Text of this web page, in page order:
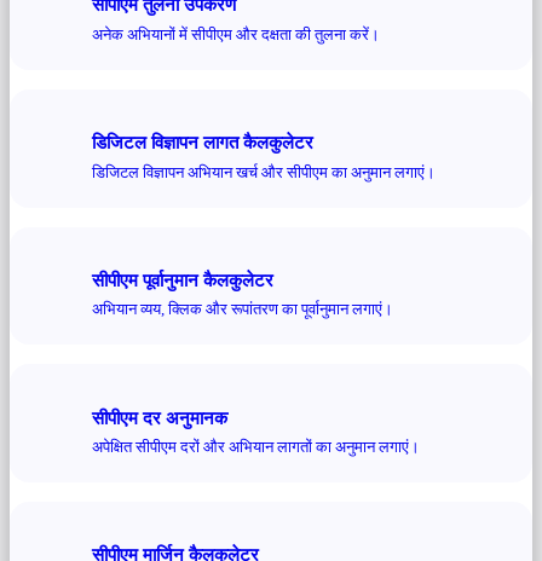
सीपीएम तुलना उपकरण
अनेक अभियानों में सीपीएम और दक्षता की तुलना करें।
डिजिटल विज्ञापन लागत कैलकुलेटर
डिजिटल विज्ञापन अभियान खर्च और सीपीएम का अनुमान लगाएं।
सीपीएम पूर्वानुमान कैलकुलेटर
अभियान व्यय, क्लिक और रूपांतरण का पूर्वानुमान लगाएं।
सीपीएम दर अनुमानक
अपेक्षित सीपीएम दरों और अभियान लागतों का अनुमान लगाएं।
सीपीएम मार्जिन कैलकुलेटर